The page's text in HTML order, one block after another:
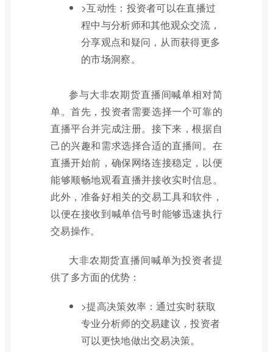
>互动性：投资者可以在直播过
程中与分析师和其他观众交流，
分享观点和疑问，从而获得更多
的市场洞察。
参与大非农期货直播间喊单相对简
单。首先，投资者需要选择一个可靠的
直播平台并完成注册。接下来，根据自
己的兴趣和需求选择合适的直播间。在
直播开始前，确保网络连接稳定，以便
能够顺畅地观看直播并接收实时信息。
此外，准备好相关的交易工具和软件，
以便在接收到喊单信号时能够迅速执行
交易操作。
大非农期货直播间喊单为投资者提
供了多方面的优势：
>提高决策效率：通过实时获取
专业分析师的交易建议，投资者
可以更快地做出交易决策。